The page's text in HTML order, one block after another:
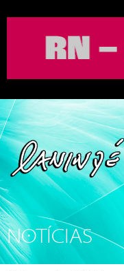
NOTÍCIAS